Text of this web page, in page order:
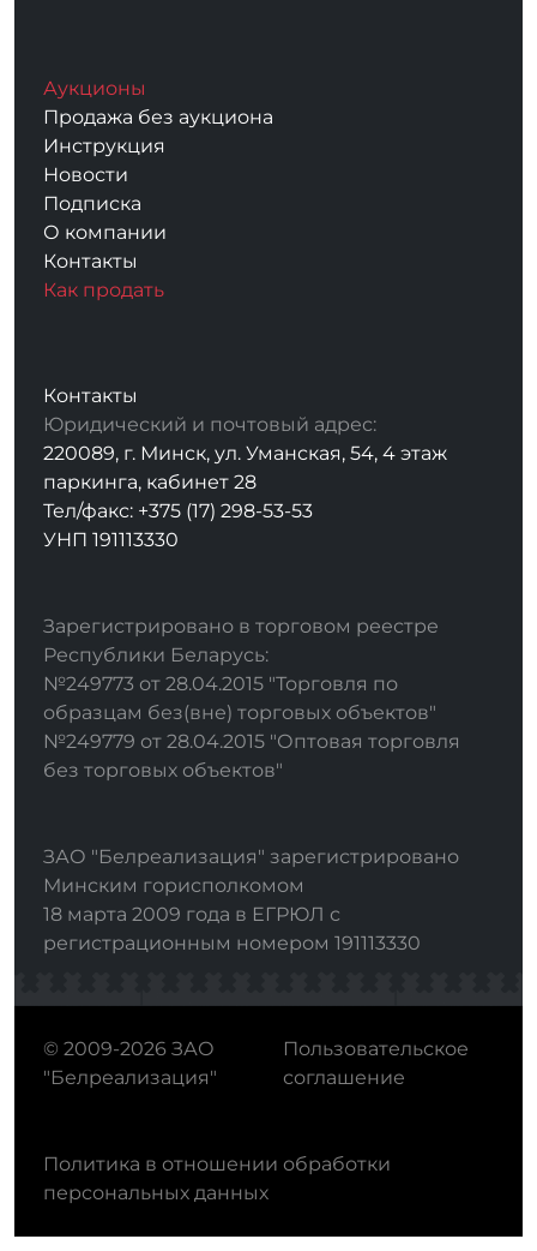
Аукционы
Продажа без аукциона
Инструкция
Новости
Подписка
О компании
Контакты
Как продать
Контакты
Юридический и почтовый адрес:
220089, г. Минск, ул. Уманская, 54, 4 этаж
паркинга, кабинет 28
Тел/факс: +375 (17) 298-53-53
УНП 191113330
Зарегистрировано в торговом реестре
Республики Беларусь:
№249773 от 28.04.2015 "Торговля по
образцам без(вне) торговых объектов"
№249779 от 28.04.2015 "Оптовая торговля
без торговых объектов"
ЗАО "Белреализация" зарегистрировано
Минским горисполкомом
18 марта 2009 года в ЕГРЮЛ с
регистрационным номером 191113330
© 2009-2026 ЗАО
"Белреализация"
Пользовательское
соглашение
Политика в отношении обработки
персональных данных